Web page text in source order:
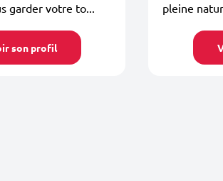
garder votre to...
son profil
pleine